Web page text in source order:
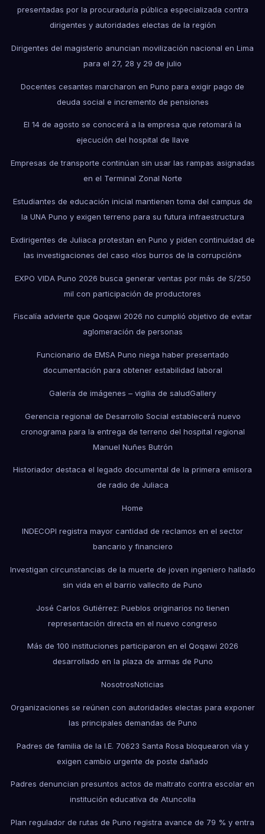
presentadas por la procuraduría pública especializada contra
dirigentes y autoridades electas de la región
Dirigentes del magisterio anuncian movilización nacional en Lima
para el 27, 28 y 29 de julio
Docentes cesantes marcharon en Puno para exigir pago de
deuda social e incremento de pensiones
El 14 de agosto se conocerá a la empresa que retomará la
ejecución del hospital de Ilave
Empresas de transporte continúan sin usar las rampas asignadas
en el Terminal Zonal Norte
Estudiantes de educación inicial mantienen toma del campus de
la UNA Puno y exigen terreno para su futura infraestructura
Exdirigentes de Juliaca protestan en Puno y piden continuidad de
las investigaciones del caso «los burros de la corrupción»
EXPO VIDA Puno 2026 busca generar ventas por más de S/250
mil con participación de productores
Fiscalía advierte que Qoqawi 2026 no cumplió objetivo de evitar
aglomeración de personas
Funcionario de EMSA Puno niega haber presentado
documentación para obtener estabilidad laboral
Galería de imágenes – vigilia de saludGallery
Gerencia regional de Desarrollo Social establecerá nuevo
cronograma para la entrega de terreno del hospital regional
Manuel Nuñes Butrón
Historiador destaca el legado documental de la primera emisora
de radio de Juliaca
Home
INDECOPI registra mayor cantidad de reclamos en el sector
bancario y financiero
Investigan circunstancias de la muerte de joven ingeniero hallado
sin vida en el barrio vallecito de Puno
José Carlos Gutiérrez: Pueblos originarios no tienen
representación directa en el nuevo congreso
Más de 100 instituciones participaron en el Qoqawi 2026
desarrollado en la plaza de armas de Puno
NosotrosNoticias
Organizaciones se reúnen con autoridades electas para exponer
las principales demandas de Puno
Padres de familia de la I.E. 70623 Santa Rosa bloquearon vía y
exigen cambio urgente de poste dañado
Padres denuncian presuntos actos de maltrato contra escolar en
institución educativa de Atuncolla
Plan regulador de rutas de Puno registra avance de 79 % y entra